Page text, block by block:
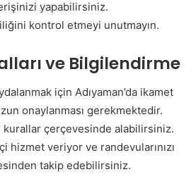
yapabilirsiniz.
kontrol etmeyi unutmayın.
ve Bilgilendirme
için Adıyaman’da ikamet
onaylanması gerekmektedir.
kurallar çerçevesinde alabilirsiniz.
hizmet veriyor ve randevularınızı
takip edebilirsiniz.